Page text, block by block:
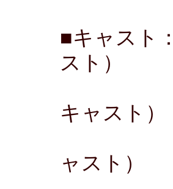
■キャスト
スト）
キャスト）
ャスト）